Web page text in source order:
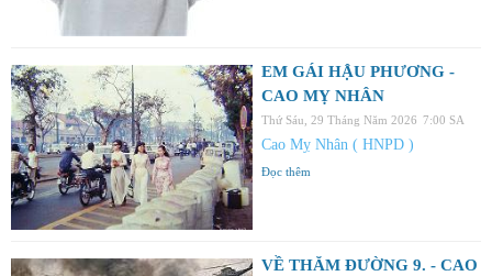
EM GÁI HẬU PHƯƠNG -
CAO MỴ NHÂN
Thứ Sáu, 29 Tháng Năm 2026 7:00 SA
Cao Mỵ Nhân ( HNPD )
Đọc thêm
VỀ THĂM ĐƯỜNG 9. - CAO